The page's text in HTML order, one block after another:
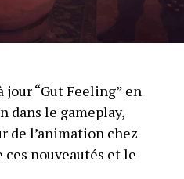
jour “Gut Feeling” en
dans le gameplay,
de l’animation chez
nouveautés et le